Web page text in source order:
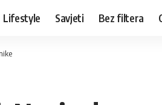
Lifestyle Savjeti Bez filtera